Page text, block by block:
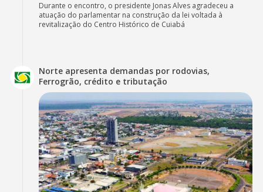
Durante o encontro, o presidente Jonas Alves agradeceu a
atuação do parlamentar na construção da lei voltada à
revitalização do Centro Histórico de Cuiabá
Norte apresenta demandas por rodovias,
Ferrogrão, crédito e tributação